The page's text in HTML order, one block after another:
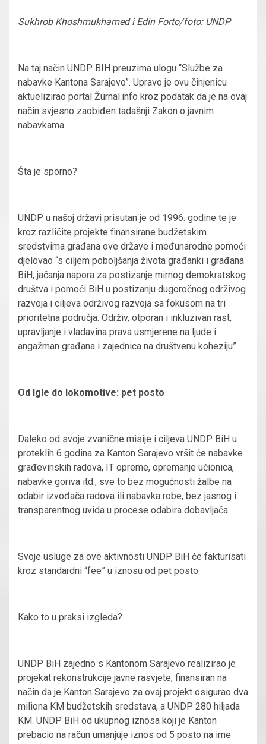
Sukhrob Khoshmukhamed i Edin Forto/foto: UNDP
Na taj način UNDP BIH preuzima ulogu “Službe za
nabavke Kantona Sarajevo”. Upravo je ovu činjenicu
aktuelizirao portal Žurnal.info kroz podatak da je na ovaj
način svjesno zaobiđen tadašnji Zakon o javnim
nabavkama.
Šta je sporno?
UNDP u našoj državi prisutan je od 1996. godine te je
kroz različite projekte finansirane budžetskim
sredstvima građana ove države i međunarodne pomoći
djelovao “s ciljem poboljšanja života građanki i građana
BiH, jačanja napora za postizanje mirnog demokratskog
društva i pomoći BiH u postizanju dugoročnog održivog
razvoja i ciljeva održivog razvoja sa fokusom na tri
prioritetna područja. Održiv, otporan i inkluzivan rast,
upravljanje i vladavina prava usmjerene na ljude i
angažman građana i zajednica na društvenu koheziju”.
Od Igle do lokomotive: pet posto
Daleko od svoje zvanične misije i ciljeva UNDP BiH u
proteklih 6 godina za Kanton Sarajevo vršit će nabavke
građevinskih radova, IT opreme, opremanje učionica,
nabavke goriva itd., sve to bez mogućnosti žalbe na
odabir izvođača radova ili nabavka robe, bez jasnog i
transparentnog uvida u procese odabira dobavljača.
Svoje usluge za ove aktivnosti UNDP BiH će fakturisati
kroz standardni “fee” u iznosu od pet posto.
Kako to u praksi izgleda?
UNDP BiH zajedno s Kantonom Sarajevo realizirao je
projekat rekonstrukcije javne rasvjete, finansiran na
način da je Kanton Sarajevo za ovaj projekt osigurao dva
miliona KM budžetskih sredstava, a UNDP 280 hiljada
KM. UNDP BiH od ukupnog iznosa koji je Kanton
prebacio na račun umanjuje iznos od 5 posto na ime